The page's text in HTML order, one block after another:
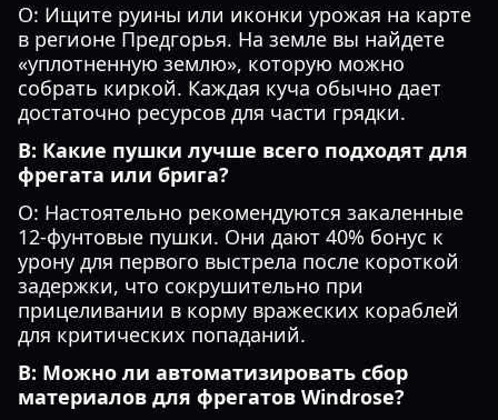
О: Ищите руины или иконки урожая на карте
в регионе Предгорья. На земле вы найдете
«уплотненную землю», которую можно
собрать киркой. Каждая куча обычно дает
достаточно ресурсов для части грядки.
В: Какие пушки лучше всего подходят для
фрегата или брига?
О: Настоятельно рекомендуются закаленные
12-фунтовые пушки. Они дают 40% бонус к
урону для первого выстрела после короткой
задержки, что сокрушительно при
прицеливании в корму вражеских кораблей
для критических попаданий.
В: Можно ли автоматизировать сбор
материалов для фрегатов Windrose?